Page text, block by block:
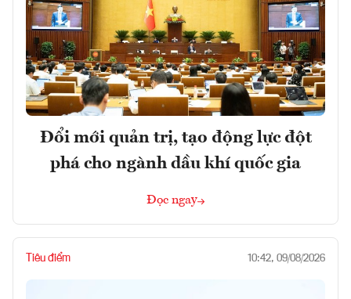
Đổi mới quản trị, tạo động lực đột
phá cho ngành dầu khí quốc gia
Đọc ngay
Tiêu điểm 10:42, 09/08/2026